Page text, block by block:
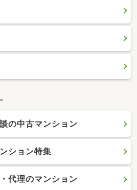
の中古マンション
ション特集
代理のマンション